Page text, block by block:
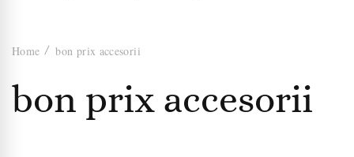
Xaara
Novack
Home bon prix accesorii
bon prix accesorii